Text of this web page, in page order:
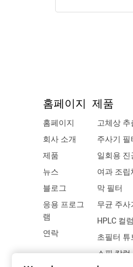
홈페이지
홈페이지
회사 소개
제품
뉴스
블로그
응용 프로그
램
연락
제품
고체상 추
주사기 필
일회용 진
여과 조립
막 필터
무균 주사
HPLC 컬럼
초필터 튜
스핀 칼럼